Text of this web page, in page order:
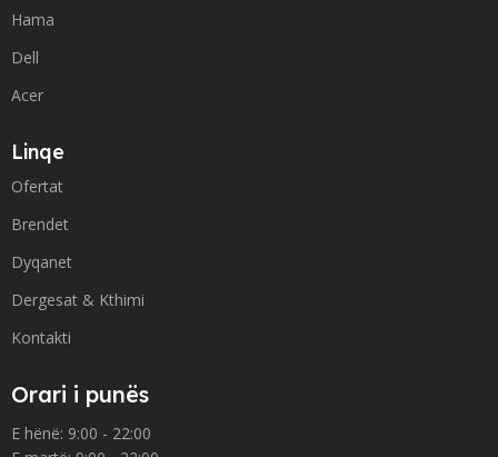
Hama
Dell
Acer
Linqe
Ofertat
Brendet
Dyqanet
Dergesat & Kthimi
Kontakti
Orari i punës
E hënë: 9:00 - 22:00